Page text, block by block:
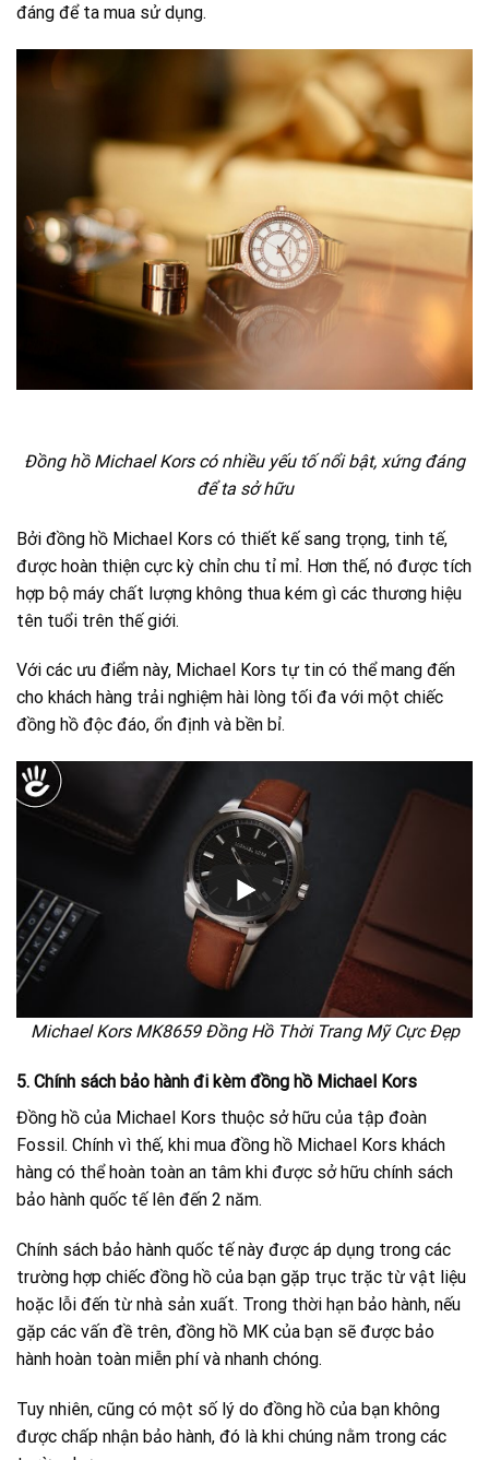
đáng để ta mua sử dụng.
Đồng hồ Michael Kors có nhiều yếu tố nổi bật, xứng đáng
để ta sở hữu
Bởi đồng hồ Michael Kors có thiết kế sang trọng, tinh tế,
được hoàn thiện cực kỳ chỉn chu tỉ mỉ. Hơn thế, nó được tích
hợp bộ máy chất lượng không thua kém gì các thương hiệu
tên tuổi trên thế giới.
Với các ưu điểm này, Michael Kors tự tin có thể mang đến
cho khách hàng trải nghiệm hài lòng tối đa với một chiếc
đồng hồ độc đáo, ổn định và bền bỉ.
Michael Kors MK8659 Đồng Hồ Thời Trang Mỹ Cực Đẹp
5. Chính sách bảo hành đi kèm đồng hồ Michael Kors
Đồng hồ của Michael Kors thuộc sở hữu của tập đoàn
Fossil. Chính vì thế, khi mua đồng hồ Michael Kors khách
hàng có thể hoàn toàn an tâm khi được sở hữu chính sách
bảo hành quốc tế lên đến 2 năm.
Chính sách bảo hành quốc tế này được áp dụng trong các
trường hợp chiếc đồng hồ của bạn gặp trục trặc từ vật liệu
hoặc lỗi đến từ nhà sản xuất. Trong thời hạn bảo hành, nếu
gặp các vấn đề trên, đồng hồ MK của bạn sẽ được bảo
hành hoàn toàn miễn phí và nhanh chóng.
Tuy nhiên, cũng có một số lý do đồng hồ của bạn không
được chấp nhận bảo hành, đó là khi chúng nằm trong các